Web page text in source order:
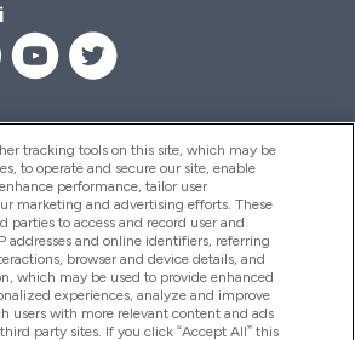
tracking tools on this site, which may be
to operate and secure our site, enable
performance, tailor user
marketing and advertising efforts. These
parties to access and record user and
addresses and online identifiers, referring
browser and device details, and
which may be used to provide enhanced
experiences, analyze and improve
users with more relevant content and ads
party sites. If you click “Accept All” this